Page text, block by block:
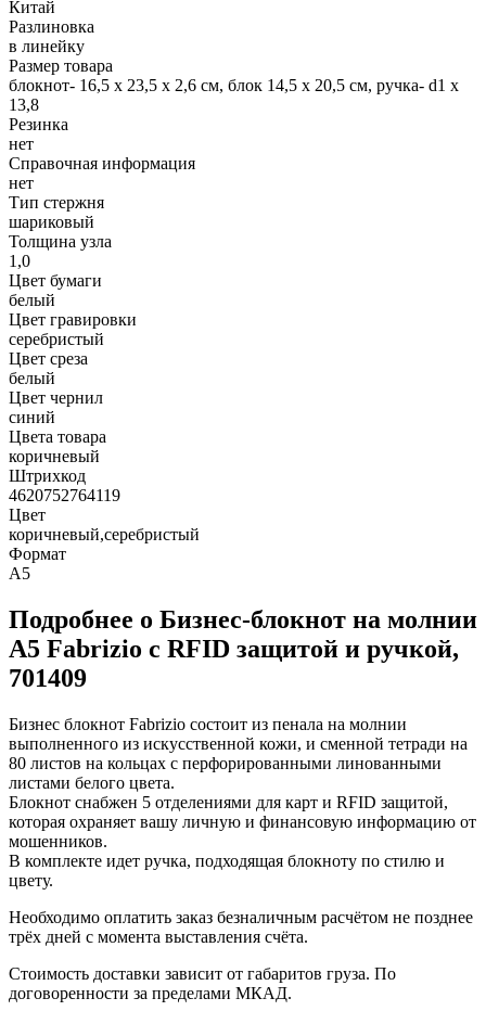
Китай
Разлиновка
в линейку
Размер товара
блокнот- 16,5 х 23,5 х 2,6 см, блок 14,5 х 20,5 см, ручка- d1 х
13,8
Резинка
нет
Справочная информация
нет
Тип стержня
шариковый
Толщина узла
1,0
Цвет бумаги
белый
Цвет гравировки
серебристый
Цвет среза
белый
Цвет чернил
синий
Цвета товара
коричневый
Штрихкод
4620752764119
Цвет
коричневый,серебристый
Формат
А5
Подробнее о Бизнес-блокнот на молнии
А5 Fabrizio с RFID защитой и ручкой,
701409
Бизнес блокнот Fabrizio состоит из пенала на молнии
выполненного из искусственной кожи, и сменной тетради на
80 листов на кольцах с перфорированными линованными
листами белого цвета.
Блокнот снабжен 5 отделениями для карт и RFID защитой,
которая охраняет вашу личную и финансовую информацию от
мошенников.
В комплекте идет ручка, подходящая блокноту по стилю и
цвету.
Необходимо оплатить заказ безналичным расчётом не позднее
трёх дней с момента выставления счёта.
Стоимость доставки зависит от габаритов груза. По
договоренности за пределами МКАД.